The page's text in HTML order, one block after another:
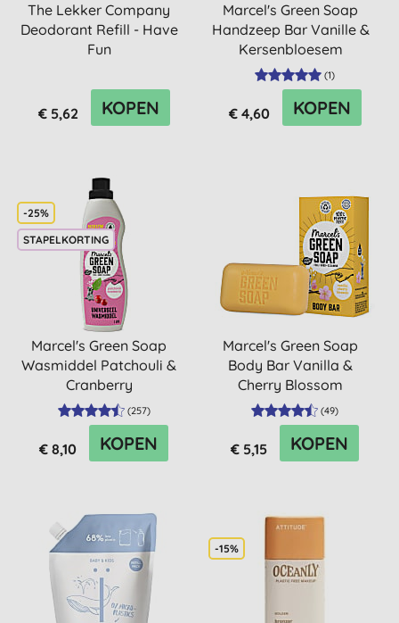
The Lekker Company
Deodorant Refill - Have
Fun
€ 5,62 KOPEN
Marcel's Green Soap
Handzeep Bar Vanille &
Kersenbloesem
(1)
€ 4,60 KOPEN
-25%
STAPELKORTING
Marcel's Green Soap
Wasmiddel Patchouli &
Cranberry
(257)
€ 8,10 KOPEN
Marcel's Green Soap
Body Bar Vanilla &
Cherry Blossom
(49)
€ 5,15 KOPEN
-15%